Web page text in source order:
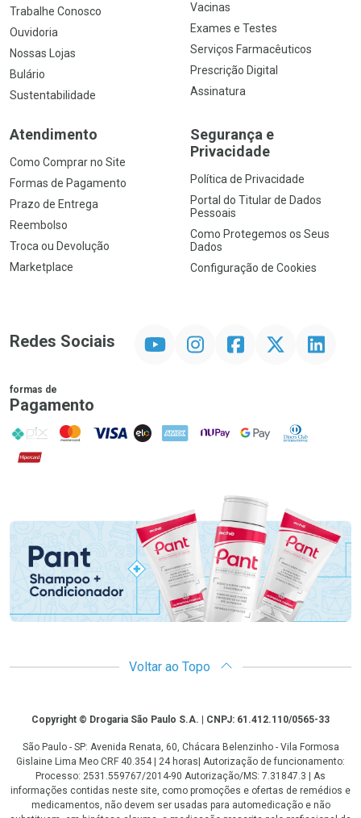
Trabalhe Conosco
Ouvidoria
Nossas Lojas
Bulário
Sustentabilidade
Vacinas
Exames e Testes
Serviços Farmacêuticos
Prescrição Digital
Assinatura
Atendimento
Como Comprar no Site
Formas de Pagamento
Prazo de Entrega
Reembolso
Troca ou Devolução
Marketplace
Segurança e
Privacidade
Política de Privacidade
Portal do Titular de Dados
Pessoais
Como Protegemos os Seus
Dados
Configuração de Cookies
Redes Sociais InstagramFacebookTwitter Linkedin
formas de
Pagamento
PIX MasterCard
VISA ELO AMEX NuPay Google PayDiners Club
Hipercard
Promoção em Destaque
Voltar ao Topo
CopyrightCopyright © Drogaria São Paulo S.A. | CNPJ: 61.412.110/0565-33
São Paulo - SP: Avenida Renata, 60, Chácara Belenzinho - Vila Formosa
Gislaine Lima Meo CRF 40.354 | 24 horas| Autorização de funcionamento:
Processo: 2531.559767/2014-90 Autorização/MS: 7.31847.3 | As
informações contidas neste site, como promoções e ofertas de remédios e
medicamentos, não devem ser usadas para automedicação e não